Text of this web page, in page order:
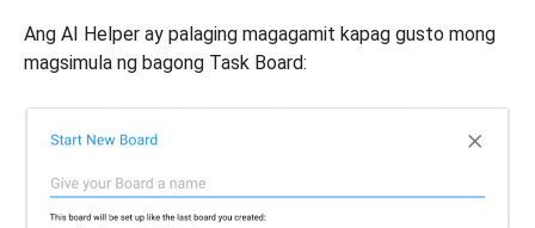
Ang AI Helper ay palaging magagamit kapag gusto mong
magsimula ng bagong Task Board: